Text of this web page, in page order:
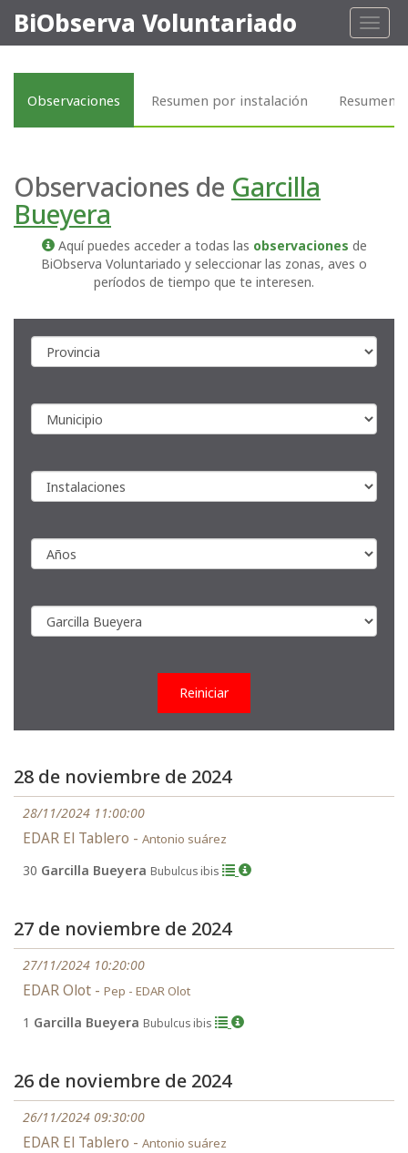
Toggle
BiObserva Voluntariado
Observaciones Resumen por instalación Resumen
Observaciones de Garcilla
Bueyera
Aquí puedes acceder a todas las observaciones de
BiObserva Voluntariado y seleccionar las zonas, aves o
períodos de tiempo que te interesen.
Reiniciar
28 de noviembre de 2024
28/11/2024 11:00:00
EDAR El Tablero - Antonio suárez
30 Garcilla Bueyera Bubulcus ibis
27 de noviembre de 2024
27/11/2024 10:20:00
EDAR Olot - Pep - EDAR Olot
1 Garcilla Bueyera Bubulcus ibis
26 de noviembre de 2024
26/11/2024 09:30:00
EDAR El Tablero - Antonio suárez